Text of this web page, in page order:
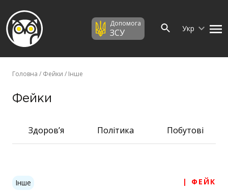
Допомога
ЗСУ Укр
Головна / Фейки / Інше
Фейки
Здоров’я Політика Побутові
Інше | ФЕЙК